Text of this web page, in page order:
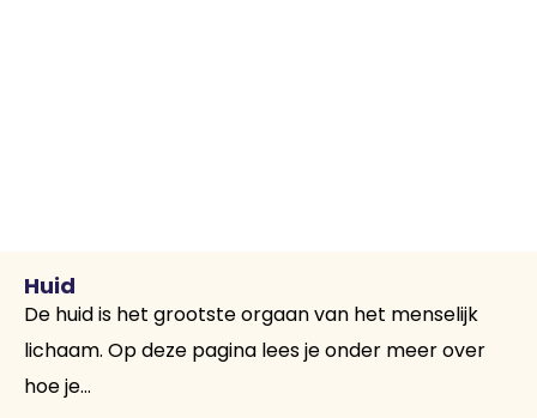
Huid
De huid is het grootste orgaan van het menselijk
lichaam. Op deze pagina lees je onder meer over
hoe je...